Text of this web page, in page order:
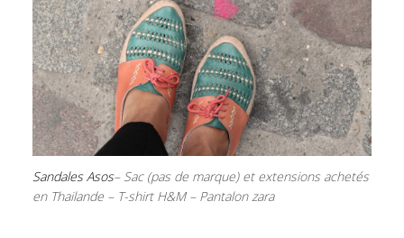
Sandales Asos– Sac (pas de marque) et extensions achetés
en Thailande – T-shirt H&M – Pantalon zara